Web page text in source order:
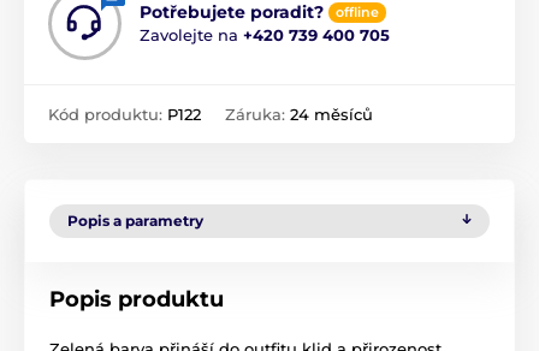
Potřebujete poradit? offline
Zavolejte na +420 739 400 705
Kód produktu: P122 Záruka: 24 měsíců
Popis a parametry
Popis produktu